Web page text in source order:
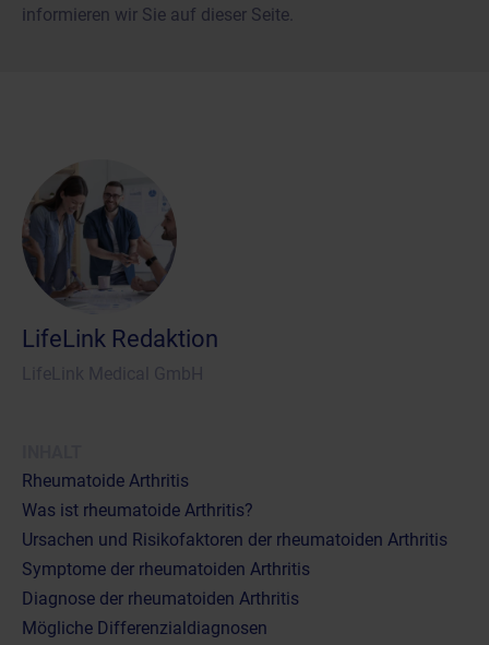
informieren wir Sie auf dieser Seite.
LifeLink Redaktion
Rheumatoide Arthritis
Was ist rheumatoide Arthritis?
Ursachen und Risikofaktoren der rheumatoiden Arthritis
Symptome der rheumatoiden Arthritis
Diagnose der rheumatoiden Arthritis
Mögliche Differenzialdiagnosen